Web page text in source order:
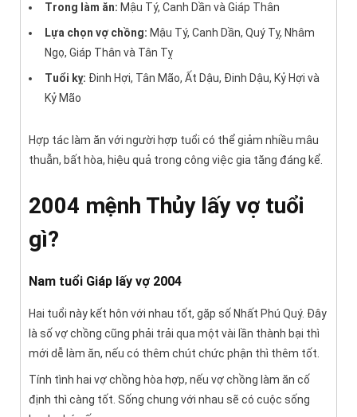
Trong làm ăn: Mậu Tý, Canh Dần và Giáp Thân
Lựa chọn vợ chồng: Mậu Tý, Canh Dần, Quý Tỵ, Nhâm
Ngọ, Giáp Thân và Tân Tỵ
Tuổi kỵ: Đinh Hợi, Tân Mão, Ất Dậu, Đinh Dậu, Kỷ Hợi và
Kỷ Mão
Hợp tác làm ăn với người hợp tuổi có thể giảm nhiều mâu
thuẫn, bất hòa, hiệu quả trong công việc gia tăng đáng kể.
2004 mệnh Thủy lấy vợ tuổi
gì?
Nam tuổi Giáp lấy vợ 2004
Hai tuổi này kết hôn với nhau tốt, gặp số Nhất Phú Quý. Đây
là số vợ chồng cũng phải trải qua một vài lần thành bại thì
mới dễ làm ăn, nếu có thêm chút chức phận thì thêm tốt.
Tính tình hai vợ chồng hòa hợp, nếu vợ chồng làm ăn cố
định thì càng tốt. Sống chung với nhau sẽ có cuộc sống